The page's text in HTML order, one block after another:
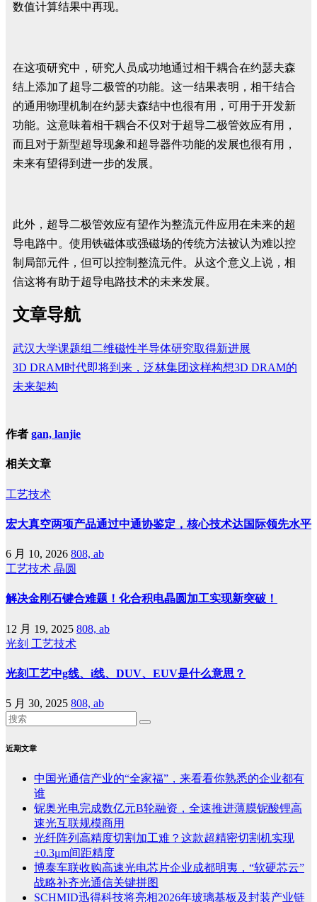
数值计算结果中再现。
在这项研究中，研究人员成功地通过相干耦合在约瑟夫森
结上添加了超导二极管的功能。这一结果表明，相干结合
的通用物理机制在约瑟夫森结中也很有用，可用于开发新
功能。这意味着相干耦合不仅对于超导二极管效应有用，
而且对于新型超导现象和超导器件功能的发展也很有用，
未来有望得到进一步的发展。
此外，超导二极管效应有望作为整流元件应用在未来的超
导电路中。使用铁磁体或强磁场的传统方法被认为难以控
制局部元件，但可以控制整流元件。从这个意义上说，相
信这将有助于超导电路技术的未来发展。
文章导航
武汉大学课题组二维磁性半导体研究取得新进展
3D DRAM时代即将到来，泛林集团这样构想3D DRAM的
未来架构
作者 gan, lanjie
相关文章
工艺技术
宏大真空两项产品通过中通协鉴定，核心技术达国际领先水平
6 月 10, 2026 808, ab
工艺技术 晶圆
解决金刚石键合难题！化合积电晶圆加工实现新突破！
12 月 19, 2025 808, ab
光刻 工艺技术
光刻工艺中g线、i线、DUV、EUV是什么意思？
5 月 30, 2025 808, ab
近期文章
中国光通信产业的“全家福”，来看看你熟悉的企业都有
谁
铌奥光电完成数亿元B轮融资，全速推进薄膜铌酸锂高
速光互联规模商用
光纤阵列高精度切割加工难？这款超精密切割机实现
±0.3μm间距精度
博泰车联收购高速光电芯片企业成都明夷，“软硬芯云”
战略补齐光通信关键拼图
SCHMID迅得科技将亮相2026年玻璃基板及封装产业链